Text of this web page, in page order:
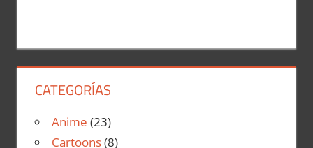
CATEGORÍAS
Anime (23)
Cartoons(8)